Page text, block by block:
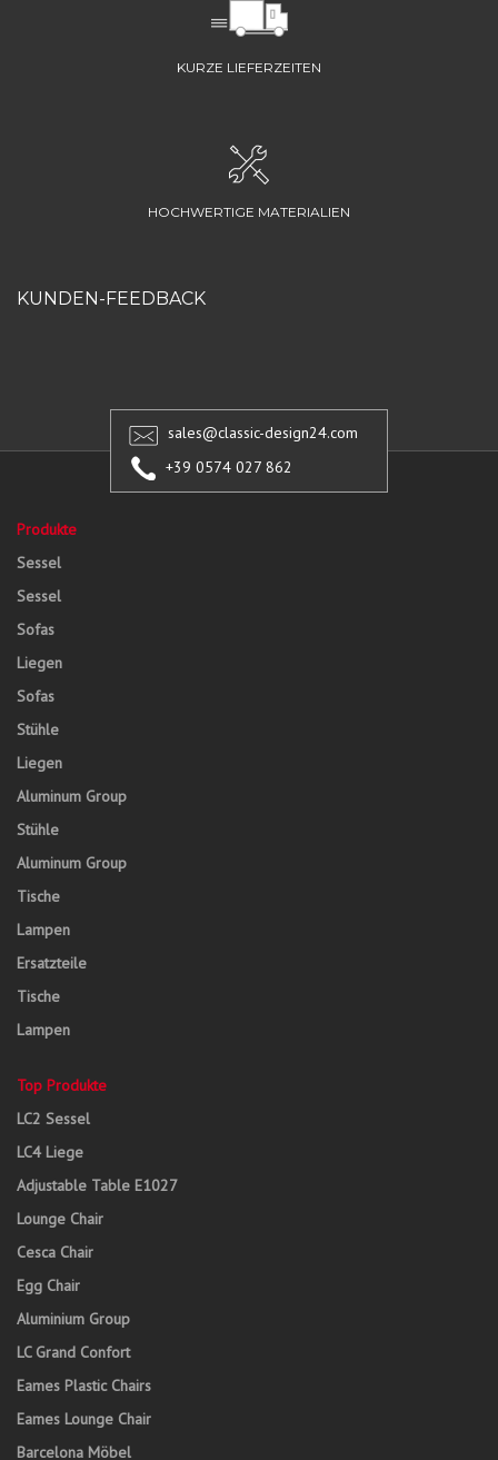
KURZE LIEFERZEITEN
HOCHWERTIGE MATERIALIEN
KUNDEN-FEEDBACK
sales@classic-design24.com
+39 0574 027 862
Produkte
Sessel
Sessel
Sofas
Liegen
Sofas
Stühle
Liegen
Aluminum Group
Stühle
Aluminum Group
Tische
Lampen
Ersatzteile
Tische
Lampen
Top Produkte
LC2 Sessel
LC4 Liege
Adjustable Table E1027
Lounge Chair
Cesca Chair
Egg Chair
Aluminium Group
LC Grand Confort
Eames Plastic Chairs
Eames Lounge Chair
Barcelona Möbel